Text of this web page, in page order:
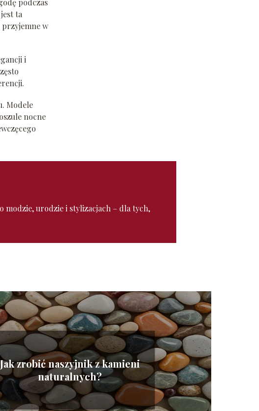
ta
przyjemne w
i
Modele
nocne
modzie, urodzie i stylizacjach – dla tych,
Jak zrobić naszyjnik z kamieni
naturalnych?